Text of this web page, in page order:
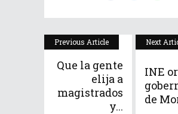
Previous Article
Que la gente
elija a
magistrados
y...
Next
INE
de